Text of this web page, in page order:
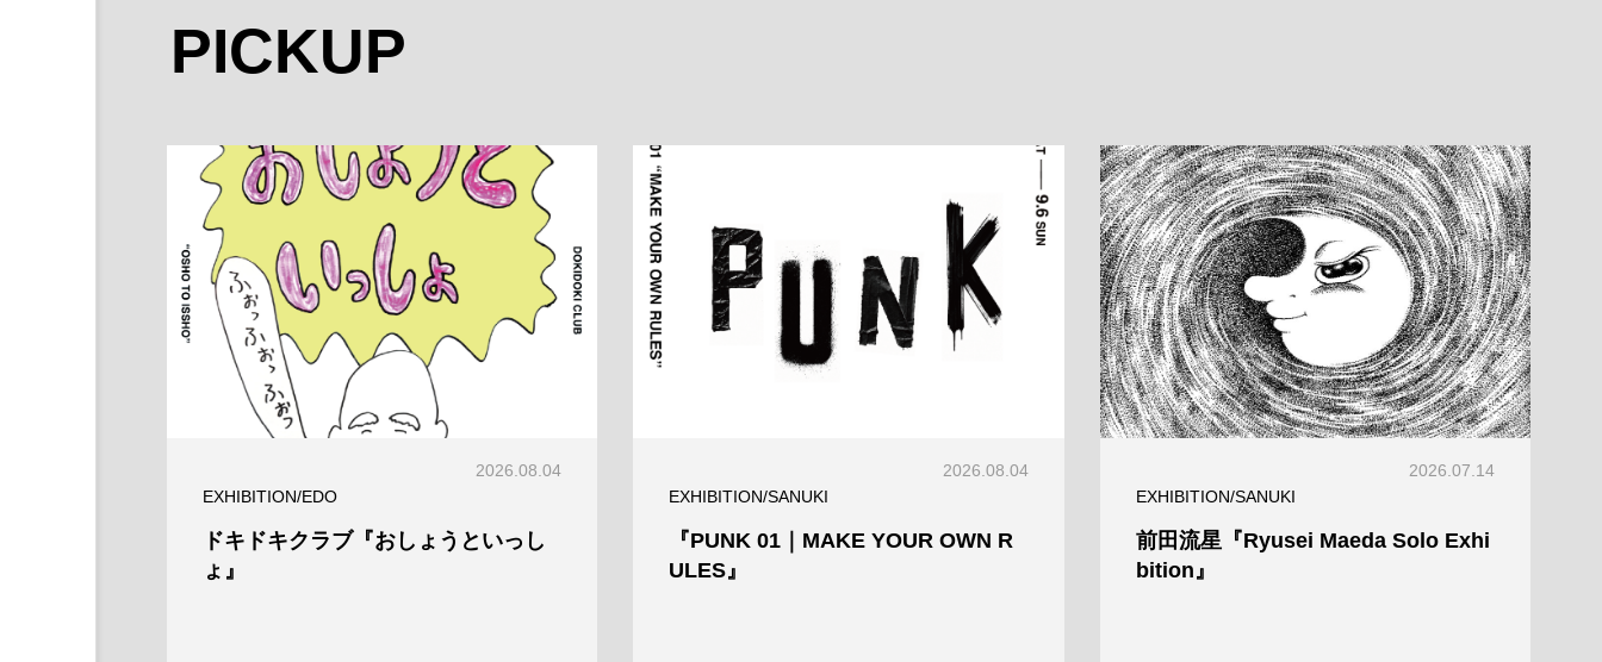
PICKUP
EXHIBITION/EDO
ドキドキクラブ『おしょうといっし
ょ』
2026.08.04
EXHIBITION/SANUKI
『PUNK 01｜MAKE YOUR OWN R
ULES』
2026.08.04
EXHIBITION/SANUKI
前田流星『Ryusei Maeda Solo Exhi
bition』
2026.07.14